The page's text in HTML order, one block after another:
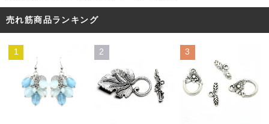
売れ筋商品ランキング
1 2 3